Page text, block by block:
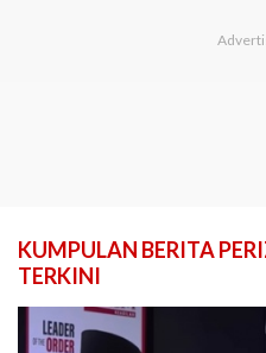
KUMPULAN BERITA
TERKINI